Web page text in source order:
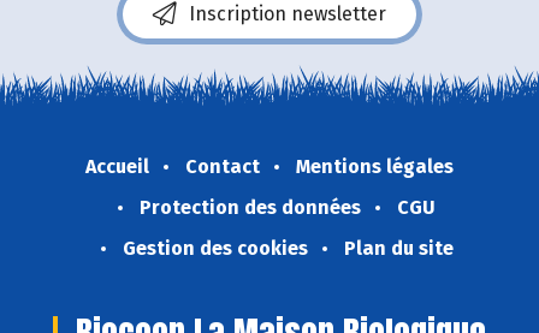
Inscription newsletter
Accueil Contact
Mentions légales
Protection des données
CGU
Gestion des cookies
Plan du site